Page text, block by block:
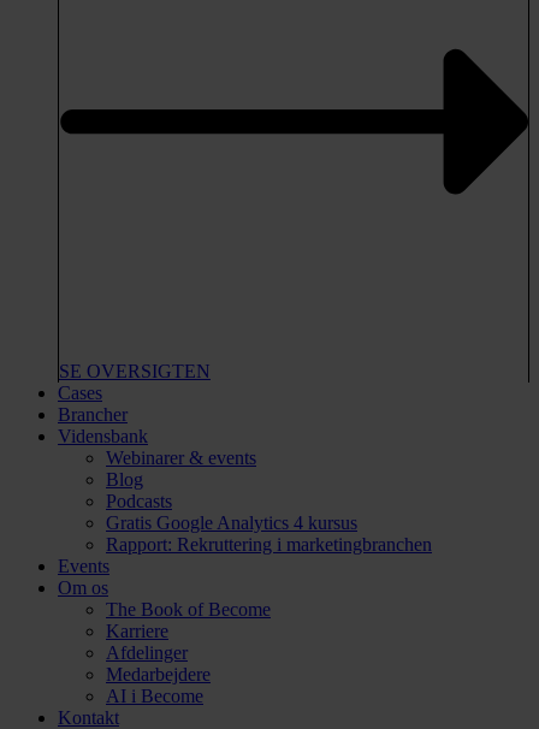
SE OVERSIGTEN
Cases
Brancher
Vidensbank
Webinarer & events
Blog
Podcasts
Gratis Google Analytics 4 kursus
Rapport: Rekruttering i marketingbranchen
Events
Om os
The Book of Become
Karriere
Afdelinger
Medarbejdere
AI i Become
Kontakt